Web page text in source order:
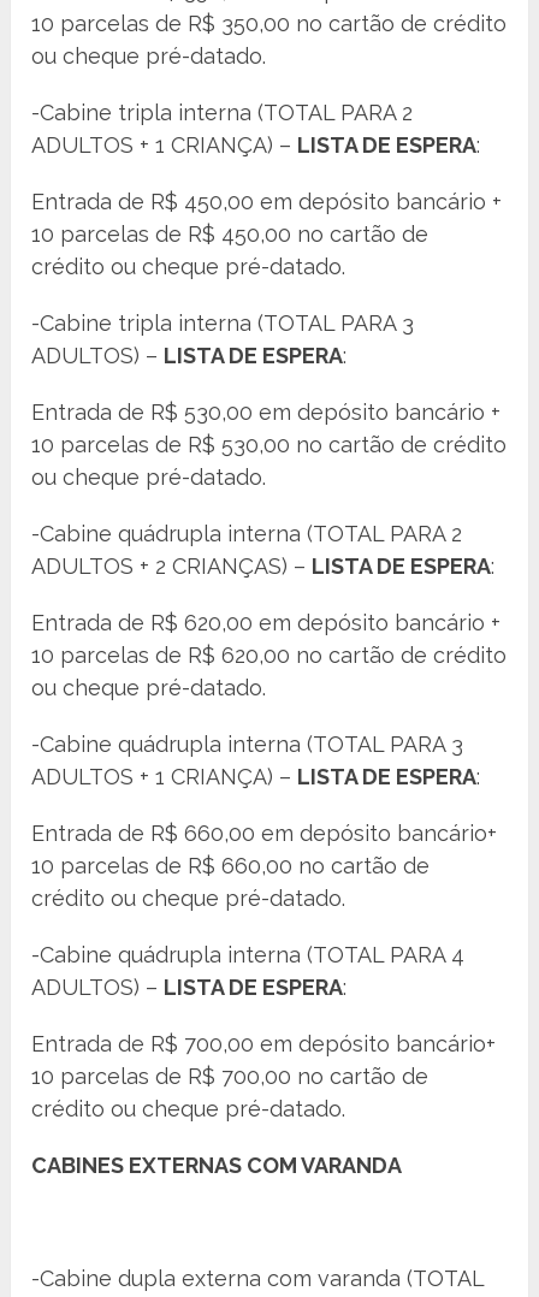
10 parcelas de R$ 350,00 no cartão de crédito
ou cheque pré-datado.
-Cabine tripla interna (TOTAL PARA 2
ADULTOS + 1 CRIANÇA) – LISTA DE ESPERA:
Entrada de R$ 450,00 em depósito bancário +
10 parcelas de R$ 450,00 no cartão de
crédito ou cheque pré-datado.
-Cabine tripla interna (TOTAL PARA 3
ADULTOS) – LISTA DE ESPERA:
Entrada de R$ 530,00 em depósito bancário +
10 parcelas de R$ 530,00 no cartão de crédito
ou cheque pré-datado.
-Cabine quádrupla interna (TOTAL PARA 2
ADULTOS + 2 CRIANÇAS) – LISTA DE ESPERA:
Entrada de R$ 620,00 em depósito bancário +
10 parcelas de R$ 620,00 no cartão de crédito
ou cheque pré-datado.
-Cabine quádrupla interna (TOTAL PARA 3
ADULTOS + 1 CRIANÇA) – LISTA DE ESPERA:
Entrada de R$ 660,00 em depósito bancário+
10 parcelas de R$ 660,00 no cartão de
crédito ou cheque pré-datado.
-Cabine quádrupla interna (TOTAL PARA 4
ADULTOS) – LISTA DE ESPERA:
Entrada de R$ 700,00 em depósito bancário+
10 parcelas de R$ 700,00 no cartão de
crédito ou cheque pré-datado.
CABINES EXTERNAS COM VARANDA
-Cabine dupla externa com varanda (TOTAL